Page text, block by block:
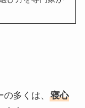
多くは、 寝心